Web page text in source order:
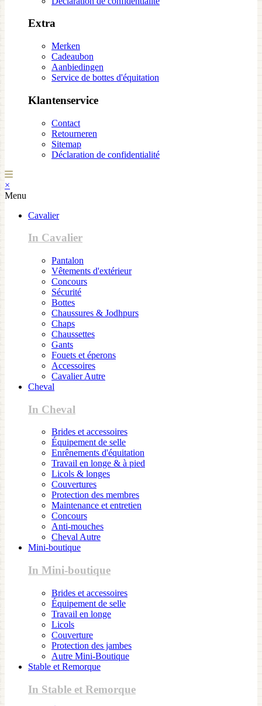
Extra
Merken
Cadeaubon
Aanbiedingen
Service de bottes d'équitation
Klantenservice
Contact
Retourneren
Sitemap
Déclaration de confidentialité
×
Menu
Cavalier
In Cavalier
Pantalon
Vêtements d'extérieur
Concours
Sécurité
Bottes
Chaussures & Jodhpurs
Chaps
Chaussettes
Gants
Fouets et éperons
Accessoires
Cavalier Autre
Cheval
In Cheval
Brides et accessoires
Équipement de selle
Enrênements d'équitation
Travail en longe & à pied
Licols & longes
Couvertures
Protection des membres
Maintenance et entretien
Concours
Anti-mouches
Cheval Autre
Mini-boutique
In Mini-boutique
Brides et accessoires
Équipement de selle
Travail en longe
Licols
Couverture
Protection des jambes
Autre Mini-Boutique
Stable et Remorque
In Stable et Remorque